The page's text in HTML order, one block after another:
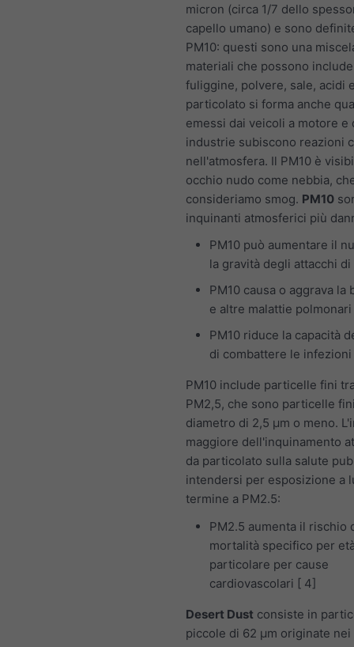
micron (circa 1/7 dello
capello umano) e sono
PM10: questi sono una
materiali che possono
fuliggine, polvere, sale, acidi
particolato si forma anche
emessi dai veicoli a motore e
industrie subiscono reazioni
nell'atmosfera. Il PM10 è
occhio nudo come nebbia,
consideriamo smog. PM10
inquinanti atmosferici più
PM10 può aumentare il
la gravità degli attacchi di
PM10 causa o aggrava la
e altre malattie polmonari
PM10 riduce la capacità
di combattere le infezioni
PM10 include particelle fini
PM2,5, che sono particelle
diametro di 2,5 μm o meno.
maggiore dell'inquinamento
da particolato sulla salute
intendersi per esposizione a
termine a PM2.5:
PM2.5 aumenta il rischio
mortalità specifico per
particolare per cause
cardiovascolari [ 4]
Desert Dust consiste in
piccole di 62 μm originate